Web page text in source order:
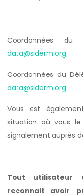
Coordonnées du
data@siderm.org
Coordonnées du
data@siderm.org
Vous est
situation où vous le
signalement auprès
Tout utilisateur
reconnait avoir